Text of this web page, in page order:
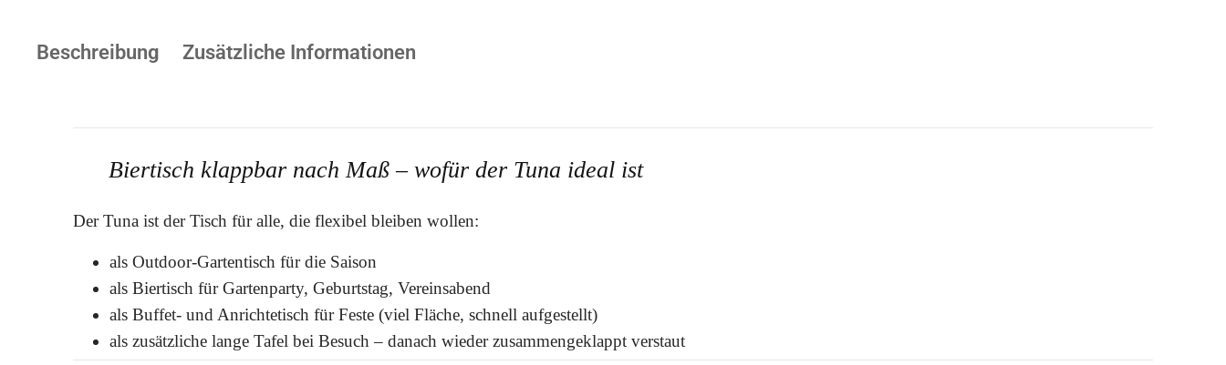
Beschreibung Zusätzliche Informationen
Biertisch klappbar nach Maß – wofür der Tuna ideal ist
Der Tuna ist der Tisch für alle, die flexibel bleiben wollen:
als Outdoor-Gartentisch für die Saison
als Biertisch für Gartenparty, Geburtstag, Vereinsabend
als Buffet- und Anrichtetisch für Feste (viel Fläche, schnell aufgestellt)
als zusätzliche lange Tafel bei Besuch – danach wieder zusammengeklappt verstaut